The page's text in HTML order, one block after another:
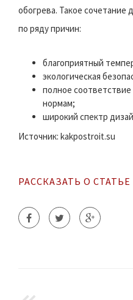
обогрева. Такое
по ряду причин:
благоприятный
экологическая
полное
нормам;
широкий спектр
Источник: kakpostroit.su
РАССКАЗАТЬ О СТАТЬЕ